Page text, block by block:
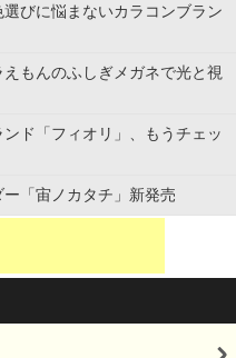
びに悩まないカラコンブラン
もんのふしぎメガネで光と視
ド「フィオリ」、もうチェッ
「宙ノカタチ」新発売